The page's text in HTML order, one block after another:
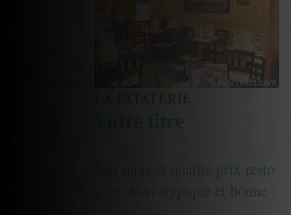
bon rapport qualité prix resto
avec déco atypique et bonne